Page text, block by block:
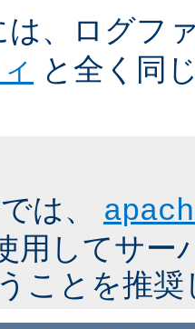
は、ログフ
と全く同
は、
用してサー
ことを推